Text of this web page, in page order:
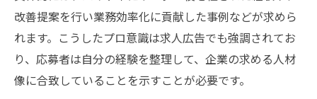
改善提案を行い業務効率化に貢献した事例などが求めら
れます。こうしたプロ意識は求人広告でも強調されてお
り、応募者は自分の経験を整理して、企業の求める人材
像に合致していることを示すことが必要です。